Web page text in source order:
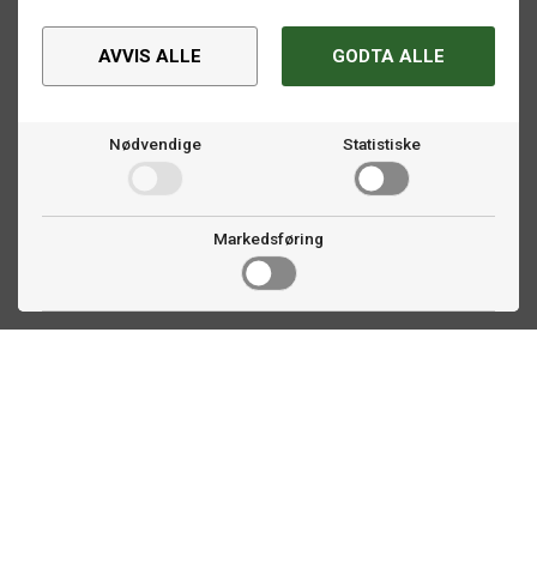
AVVIS ALLE GODTA ALLE
Nødvendige Statistiske
Markedsføring